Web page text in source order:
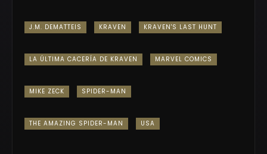
J.M. DEMATTEIS KRAVEN KRAVEN'S LAST HUNT
LA ÚLTIMA CACERÍA DE KRAVEN MARVEL COMICS
MIKE ZECK SPIDER-MAN
THE AMAZING SPIDER-MAN USA